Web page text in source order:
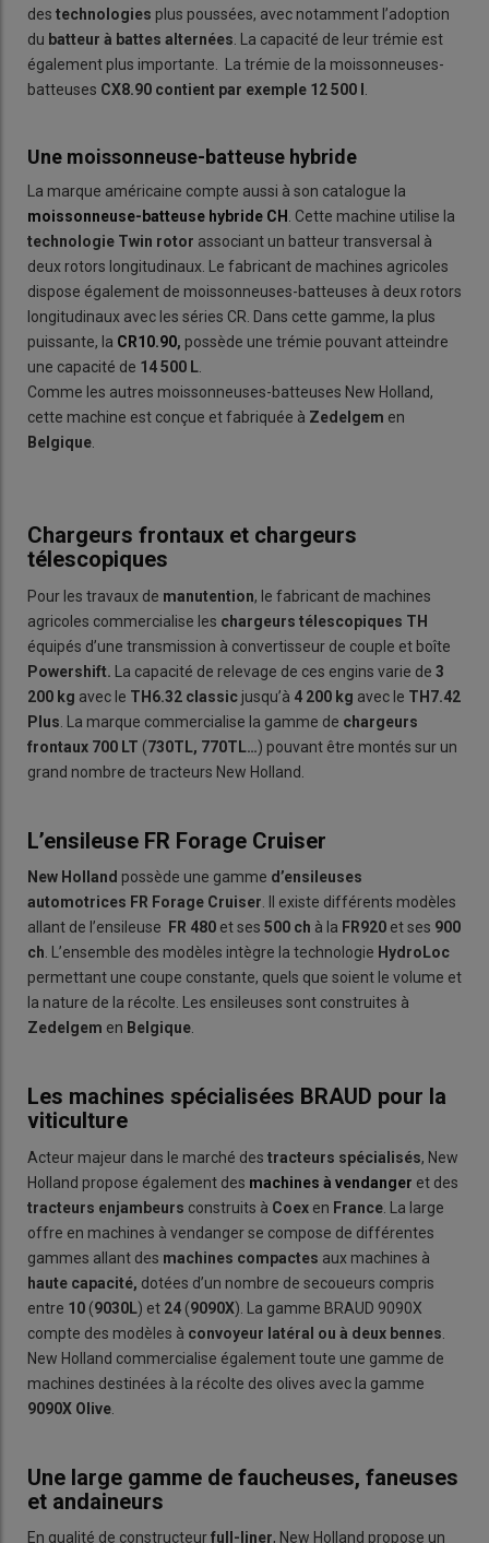
des technologies plus poussées, avec notamment l’adoption
du batteur à battes alternées . La capacité de leur trémie est
également plus importante. La trémie de la moissonneuses-
batteuses CX8.90 contient par exemple 12 500 l
Une moissonneuse-batteuse hybride
La marque américaine compte aussi à son catalogue la
moissonneuse-batteuse hybride CH . Cette machine utilise la
technologie Twin rotor associant un batteur transversal à
deux rotors longitudinaux. Le fabricant de machines agricoles
dispose également de moissonneuses-batteuses à deux rotors
longitudinaux avec les séries CR. Dans cette gamme, la plus
puissante, la CR10.90, possède une trémie pouvant atteindre
une capacité de 14 500 L.
Comme les autres moissonneuses-batteuses New Holland,
cette machine est conçue et fabriquée à Zedelgem en
Belgique.
Chargeurs frontaux et chargeurs
télescopiques
Pour les travaux de manutention, le fabricant de machines
agricoles commercialise les chargeurs télescopiques TH
équipés d’une transmission à convertisseur de couple et boîte
Powershift.
La capacité de relevage de ces engins varie de 3
200 kg avec le TH6.32 classic jusqu’à 4 200 kg avec le TH7.42
Plus . La marque commercialise la gamme de chargeurs
frontaux 700 LT (730TL, 770TL…) pouvant être montés sur un
grand nombre de tracteurs New Holland.
L’ensileuse FR Forage Cruiser
New Holland possède une gamme d’ensileuses
automotrices FR Forage Cruiser. Il existe différents modèles
allant de l’ensileuse
FR 480 et ses 500 ch à la FR920 et ses 900
ch. L’ensemble des modèles intègre la technologie HydroLoc
permettant une coupe constante, quels que soient le volume et
la nature de la récolte. Les ensileuses sont construites à
Zedelgem en Belgique.
Les machines spécialisées BRAUD pour la
viticulture
Acteur majeur dans le marché des tracteurs spécialisés, New
Holland propose également des machines à vendanger et des
tracteurs enjambeurs construits à Coex en France . La large
offre en machines à vendanger se compose de différentes
gammes allant des machines compactes aux machines à
haute capacité, dotées d’un nombre de secoueurs compris
entre 10 (9030L) et 24 (9090X). La gamme BRAUD 9090X
compte des modèles à convoyeur latéral ou à deux bennes
New Holland commercialise également toute une gamme de
machines destinées à la récolte des olives avec la gamme
9090X Olive
Une large gamme de faucheuses, faneuses
et andaineurs
En qualité de constructeurfull-liner, New Holland propose un